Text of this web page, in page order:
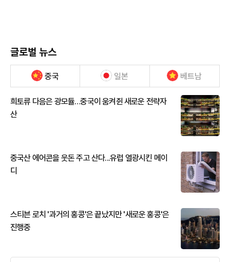
글로벌 뉴스
중국 일본 베트남
희토류 다음은 광모듈…중국이 움켜쥔 새로운 전략자
산
중국산 에어콘을 웃돈 주고 산다...유럽 열광시킨 메이
디
스티븐 로치 '과거의 홍콩'은 끝났지만 '새로운 홍콩'은
진행중